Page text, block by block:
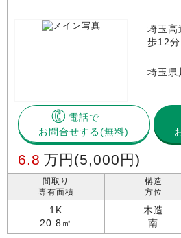
埼玉高
歩12分
埼玉県
電話で
お問合せする
6.8 万円 (5,000円)
間取り
専有面積
1K
20.8㎡
構造
方位
木造
南